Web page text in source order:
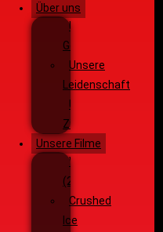
Über uns
Unsere
Geschichte
Unsere
Leidenschaft
Unsere
Ziele
Unsere Filme
Wenja
(2025)
Crushed
Ice